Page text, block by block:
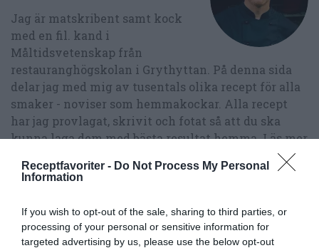
Receptfavoriter - Do Not Process My Personal
Information
If you wish to opt-out of the sale, sharing to third parties, or
processing of your personal or sensitive information for
targeted advertising by us, please use the below opt-out
Jag är matskribent samt kock
med en fil. kand i
Måltidsvetenskap från
restauranghögskolan i Grythyttan. På denna sida
delar jag med mig av tusentals olika recept för alla
smaker - noviser som hemmakockar. Alla recept
har jag provlagat, skrivit och fotat så att du ska
kunna laga dem med bästa resultat hemma. Läs mer
Tillbehör och liknande: